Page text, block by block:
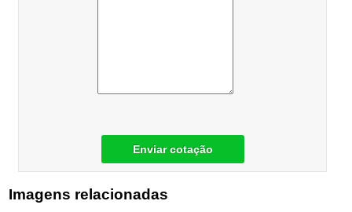
Enviar cotação
Imagens relacionadas